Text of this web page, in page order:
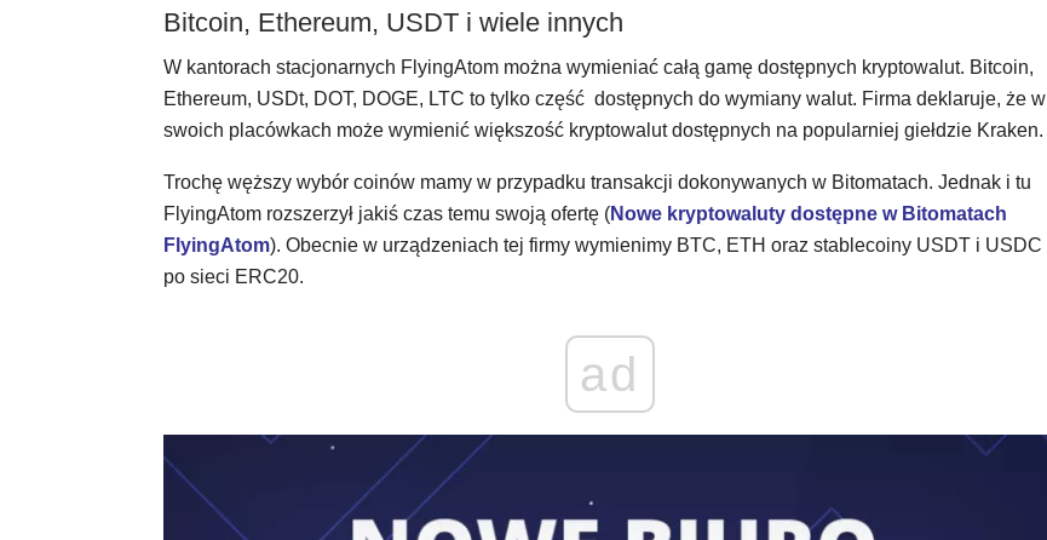
Bitcoin, Ethereum, USDT i wiele innych
W kantorach stacjonarnych FlyingAtom można wymieniać całą gamę dostępnych kryptowalut. Bitcoin,
Ethereum, USDt, DOT, DOGE, LTC to tylko część dostępnych do wymiany walut. Firma deklaruje, że w
swoich placówkach może wymienić większość kryptowalut dostępnych na popularniej giełdzie Kraken.
Trochę węższy wybór coinów mamy w przypadku transakcji dokonywanych w Bitomatach. Jednak i tu
FlyingAtom rozszerzył jakiś czas temu swoją ofertę (Nowe kryptowaluty dostępne w Bitomatach
FlyingAtom). Obecnie w urządzeniach tej firmy wymienimy BTC, ETH oraz stablecoiny USDT i USDC
po sieci ERC20.
ad